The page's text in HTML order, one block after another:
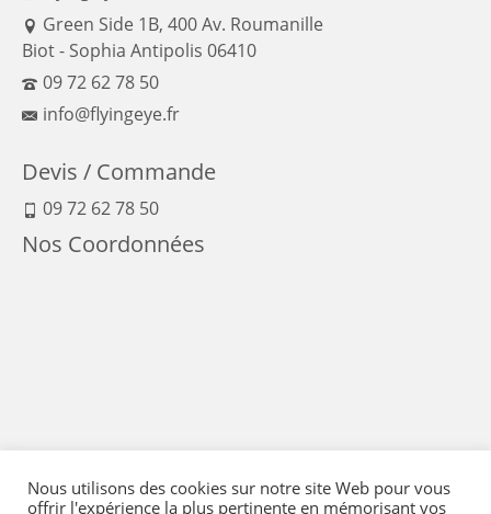
Green Side 1B, 400 Av. Roumanille
Biot - Sophia Antipolis 06410
09 72 62 78 50
info@flyingeye.fr
Devis / Commande
09 72 62 78 50
Nos Coordonnées
Nous utilisons des cookies sur notre site Web pour vous
offrir l'expérience la plus pertinente en mémorisant vos